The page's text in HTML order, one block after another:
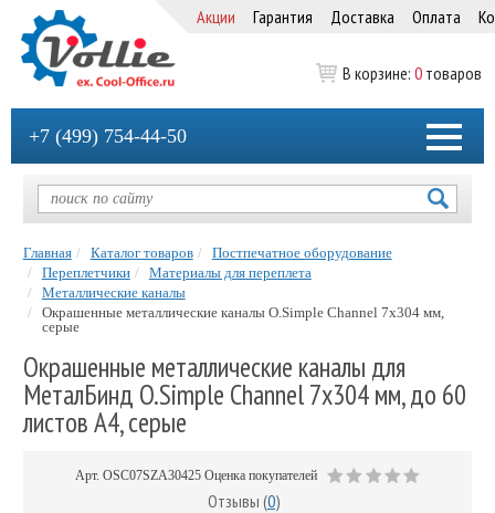
Акции Гарантия Доставка Оплата
В корзине: 0 товаров
+7 (499) 754-44-50
Главная Каталог товаров
Постпечатное оборудование
Переплетчики
Материалы для переплета
Металлические каналы
Окрашенные металлические каналы O.Simple Channel 7х304 мм,
серые
Окрашенные металлические каналы для
МеталБинд O.Simple Channel 7х304 мм, до 60
листов А4, серые
Арт. OSC07SZA30425 Оценка покупателей
Отзывы (0)